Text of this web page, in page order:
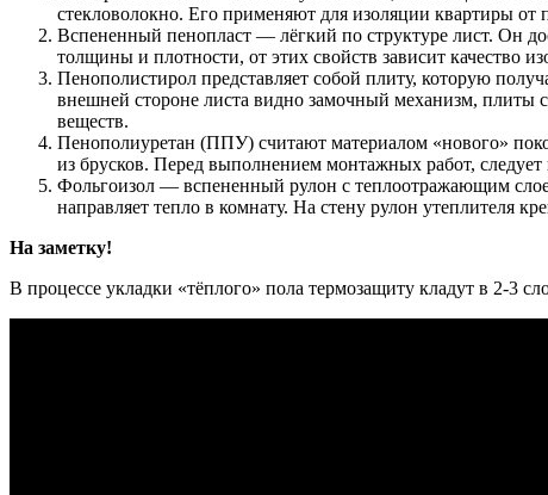
стекловолокно. Его применяют для изоляции квартиры
Вспененный пенопласт — лёгкий по структуре лист. Он
толщины и плотности, от этих свойств зависит качество
Пенополистирол представляет собой плиту, которую
внешней стороне листа видно замочный механизм, плиты
веществ.
Пенополиуретан (ППУ) считают материалом «нового»
из брусков. Перед выполнением монтажных работ,
Фольгоизол — вспененный рулон с теплоотражающим
направляет тепло в комнату. На стену рулон утеплителя
На заметку!
В процессе укладки «тёплого» пола термозащиту кладут в 2-3